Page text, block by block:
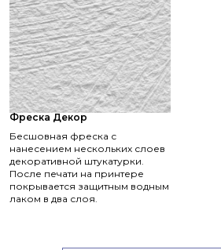
Фреска Декор
Бесшовная фреска с
нанесением нескольких слоев
декоративной штукатурки.
После печати на принтере
покрывается защитным водным
лаком в два слоя.